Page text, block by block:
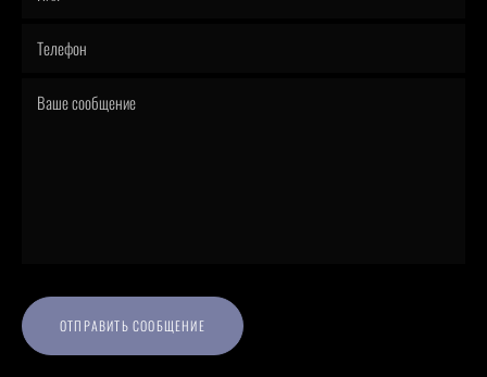
ОТПРАВИТЬ СООБЩЕНИЕ